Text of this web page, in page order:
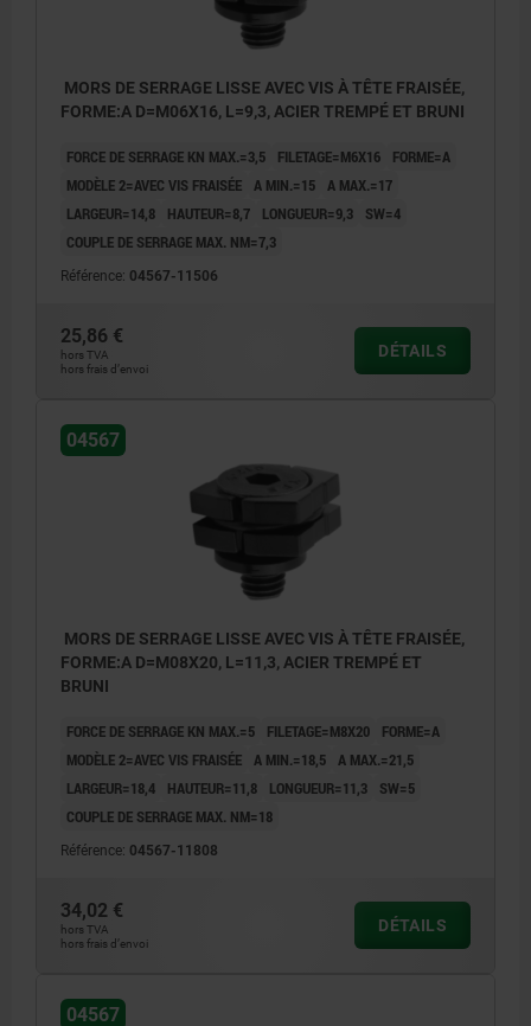
MORS DE SERRAGE LISSE AVEC VIS À TÊTE FRAISÉE,
FORME:A D=M06X16, L=9,3, ACIER TREMPÉ ET BRUNI
FORCE DE SERRAGE KN MAX.=3,5 FILETAGE=M6X16
FORME=A
MODÈLE 2=AVEC VIS FRAISÉE A MIN.=15 A MAX.=17
LARGEUR=14,8
HAUTEUR=8,7 LONGUEUR=9,3
SW=4
COUPLE DE SERRAGE MAX. NM=7,3
Référence: 04567-11506
25,86 €
hors TVA
hors frais d’envoi
DÉTAILS
04567
MORS DE SERRAGE LISSE AVEC VIS À TÊTE FRAISÉE,
FORME:A D=M08X20, L=11,3, ACIER TREMPÉ ET
BRUNI
FORCE DE SERRAGE KN MAX.=5 FILETAGE=M8X20
FORME=A
MODÈLE 2=AVEC VIS FRAISÉE A MIN.=18,5 A MAX.=21,5
LARGEUR=18,4
HAUTEUR=11,8 LONGUEUR=11,3
SW=5
COUPLE DE SERRAGE MAX. NM=18
Référence: 04567-11808
34,02 €
hors TVA
hors frais d’envoi
DÉTAILS
04567